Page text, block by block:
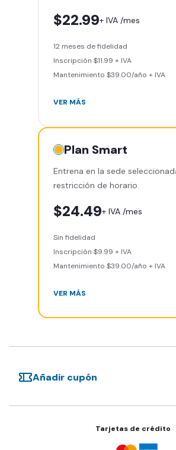
$22.99+ IVA /mes
12 meses de fidelidad
Inscripción $11.99 + IVA
Mantenimiento $39.00/año + IVA
integrado, cardio y clases
Acceso a todas las áreas
gimnasio
Smart Fit App
Invita a entrenar a un
Acceso al Smart Spa
Sin cargo de cancelación
VER MÁS
Plan Smart
Entrena en la sede
restricción de horario.
$24.49+ IVA /mes
Sin fidelidad
Inscripción $9.99 + IVA
Mantenimiento $39.00/año + IVA
integrado, cardio y clases
Acceso a todas las áreas
Smart Fit App
Invita a entrenar a un
Acceso al Smart Spa
Sin cargo de cancelación
VER MÁS
Añadir cupón
Tarjetas de crédito